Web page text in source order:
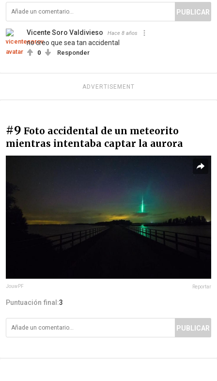
PUBLICAR
Vicente Soro Valdivieso Hace 8 años
no creo que sea tan accidental
0 Responder
ADVERTISEMENT
#9 Foto accidental de un meteorito
mientras intentaba captar la aurora
JouwPF Reportar
Puntuación final:3
PUBLICAR